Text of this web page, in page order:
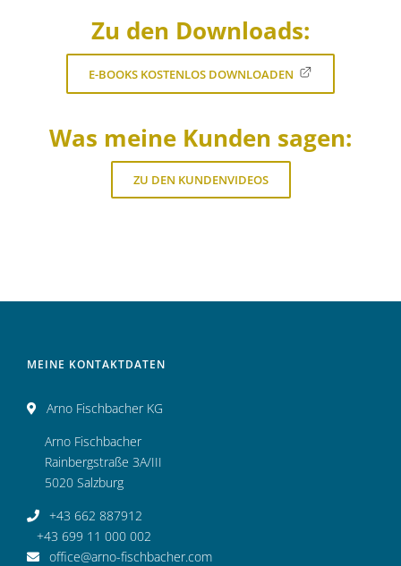
Zu den Downloads:
E-BOOKS KOSTENLOS DOWNLOADEN
Was meine Kunden sagen:
ZU DEN KUNDENVIDEOS
MEINE KONTAKTDATEN
Arno Fischbacher KG
Arno Fischbacher
Rainbergstraße 3A/III
5020 Salzburg
+43 662 887912
+43 699 11 000 002
office@arno-fischbacher.com